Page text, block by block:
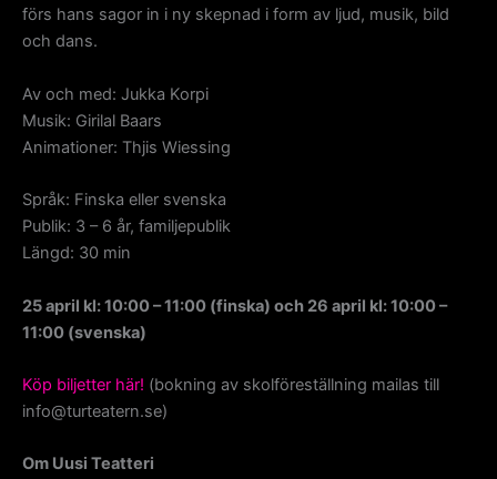
förs hans sagor in i ny skepnad i form av ljud, musik, bild
och dans.
Av och med: Jukka Korpi
Musik: Girilal Baars
Animationer: Thjis Wiessing
Språk: Finska eller svenska
Publik: 3 – 6 år, familjepublik
Längd: 30 min
25 april kl: 10:00 – 11:00 (finska) och 26 april kl: 10:00 –
11:00 (svenska)
Köp biljetter här! (bokning av skolföreställning mailas till
info@turteatern.se)
Om Uusi Teatteri